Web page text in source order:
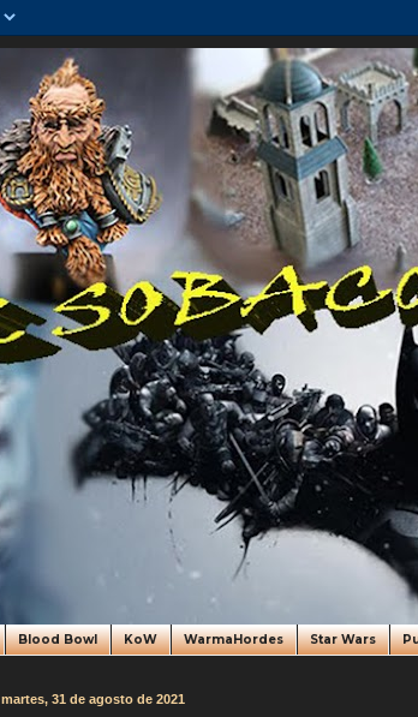
Blood Bowl KoW WarmaHordes Star Wars
martes, 31 de agosto de 2021